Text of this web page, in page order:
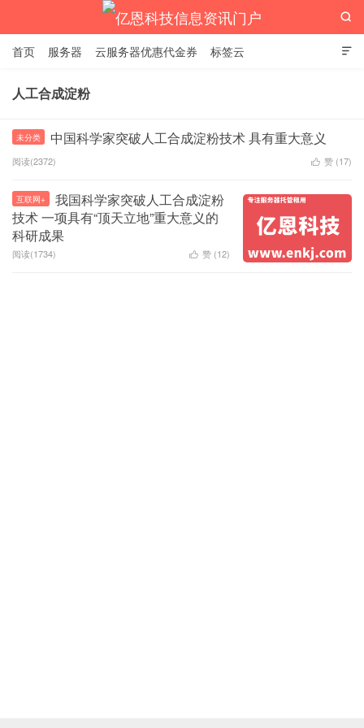
亿恩科技信息资讯门户

首页 服务器 云服务器优惠代金券 标签云

人工合成淀粉
未分类 中国科学家突破人工合成淀粉技术 具有重大意义
阅读(2372)  赞 (17)
互联网+
我国科学家突破人工合成淀粉
技术 一项具有“顶天立地”重大意义的
科研成果
阅读(1734)  赞 (12)